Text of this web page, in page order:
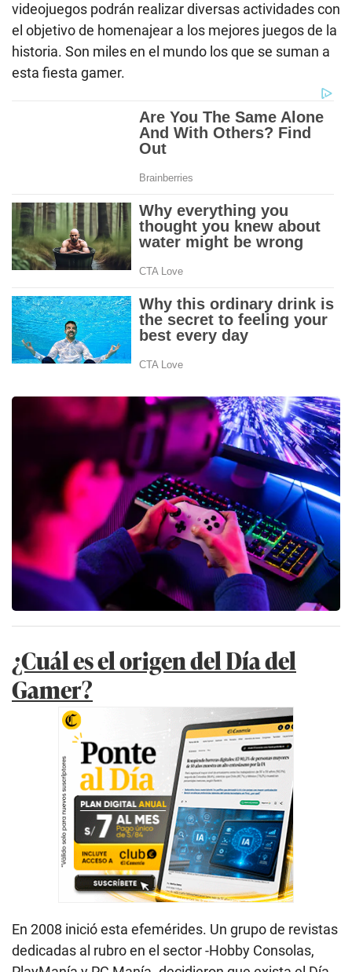
videojuegos podrán realizar diversas actividades con
el objetivo de homenajear a los mejores juegos de la
historia. Son miles en el mundo los que se suman a
esta fiesta gamer.
¿Cuál es el origen del Día del
Gamer?
En 2008 inició esta efemérides. Un grupo de revistas
dedicadas al rubro en el sector -Hobby Consolas,